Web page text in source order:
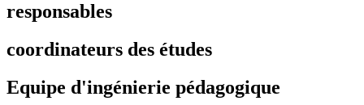
responsables
coordinateurs des études
Equipe d'ingénierie pédagogique